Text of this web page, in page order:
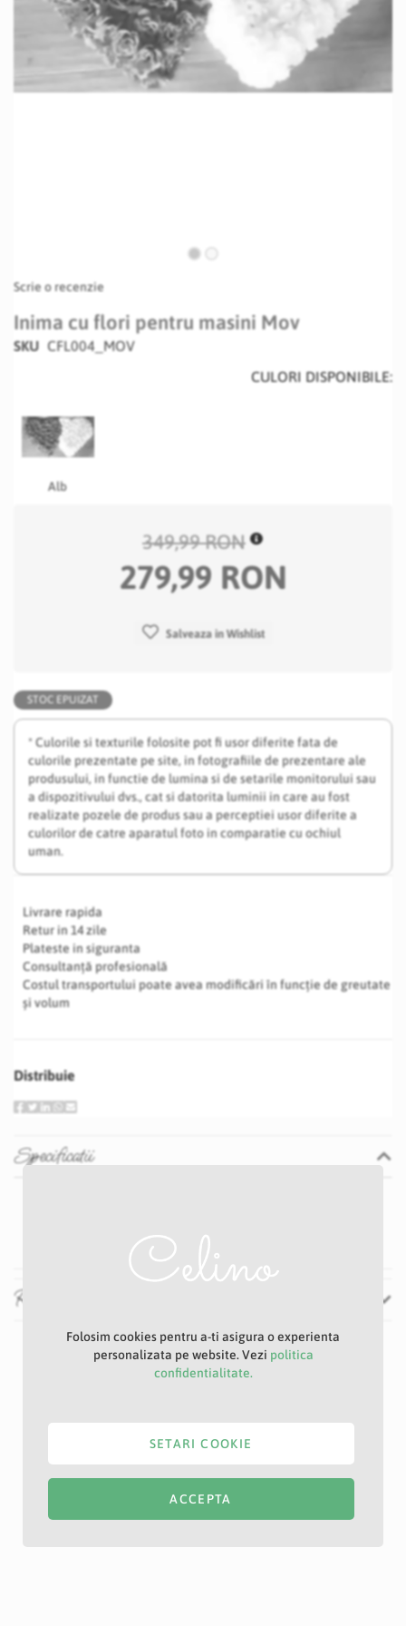
to
beginning
of
Scrie o recenzie
Inima cu flori pentru masini Mov
SKU CFL004_MOV
STOC EPUIZAT
* Culorile si texturile folosite pot fi usor diferite fata de
culorile prezentate pe site, in fotografiile de prezentare ale
produsului, in functie de lumina si de setarile monitorului sau
a dispozitivului dvs., cat si datorita luminii in care au fost
realizate pozele de produs sau a perceptiei usor diferite a
culorilor de catre aparatul foto in comparatie cu ochiul
uman.
Livrare rapida
Retur in 14 zile
Plateste in siguranta
Consultanță profesională
Costul transportului poate avea modificări în funcție de greutate
și volum
Distribuie
CULORI DISPONIBILE:
Alb
349,99 RON
279,99 RON
Salveaza in Wishlist
Specificatii
Recenzii
Folosim cookies pentru a-ti asigura o experienta
personalizata pe website. Vezi politica
confidentialitate.
ACCEPTA
SETARI COOKIE